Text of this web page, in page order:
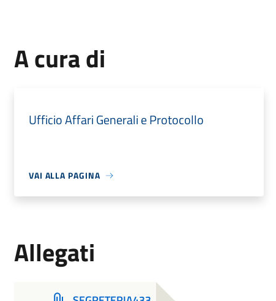
A cura di
Ufficio Affari Generali e Protocollo
VAI ALLA PAGINA
Allegati